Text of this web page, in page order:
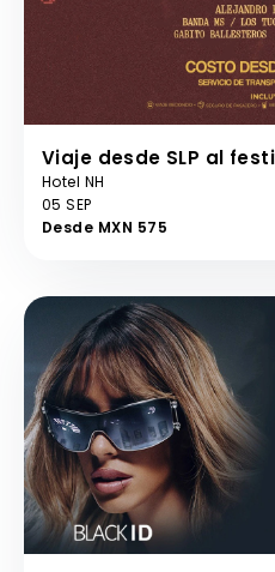
Viaje desde SLP al
Hotel NH
05 SEP
Desde MXN 575